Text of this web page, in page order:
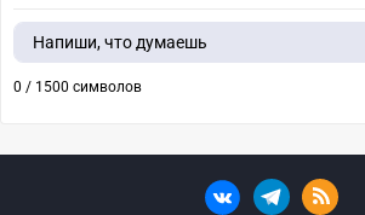
Напиши, что думаешь
0 / 1500 символов